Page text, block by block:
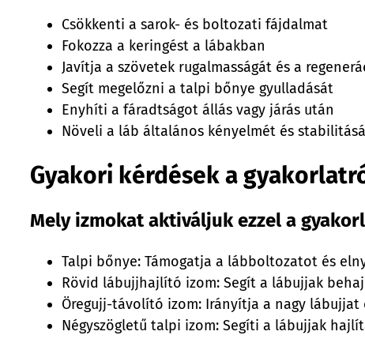
Csökkenti a sarok- és boltozati fájdalmat
Fokozza a keringést a lábakban
Javítja a szövetek rugalmasságát és a
Segít megelőzni a talpi bőnye gyulladását
Enyhíti a fáradtságot állás vagy járás után
Növeli a láb általános kényelmét és
Gyakori kérdések a
Mely izmokat aktiváljuk ezzel a
Talpi bőnye: Támogatja a lábboltozatot és
Rövid lábujjhajlító izom: Segít a lábujjak
Öregujj-távolító izom: Irányítja a nagy
Négyszögletű talpi izom: Segíti a lábujjak